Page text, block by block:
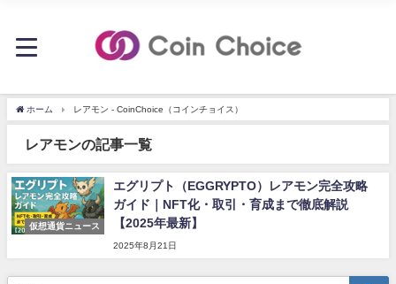
ホーム レアモン - CoinChoice（コインチョイス）
レアモンの記事一覧
仮想通貨ニュース
エグリプト（EGGRYPTO）レアモン完全攻略
ガイド｜NFT化・取引・育成まで徹底解説
【2025年最新】
2025年8月21日